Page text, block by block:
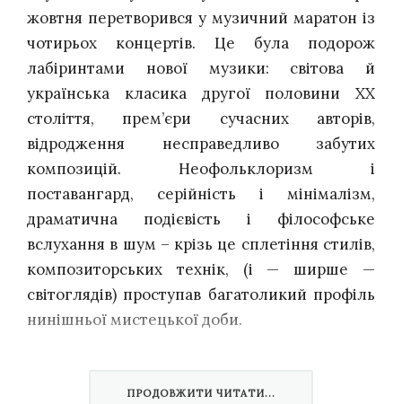
жовтня перетворився у музичний маратон із
чотирьох концертів. Це була подорож
лабіринтами нової музики: світова й
українська класика другої половини ХХ
століття, прем’єри сучасних авторів,
відродження несправедливо забутих
композицій. Неофольклоризм і
поставангард, серійність і мінімалізм,
драматична подієвість і філософське
вслухання в шум – крізь це сплетіння стилів,
композиторських технік, (і — ширше —
світоглядів) проступав багатоликий профіль
нинішньої мистецької доби.
стильової різноманітності вдалося вгледіти
ПРОДОВЖИТИ ЧИТАТИ...